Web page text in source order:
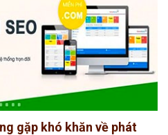
gặp khó khăn về phát